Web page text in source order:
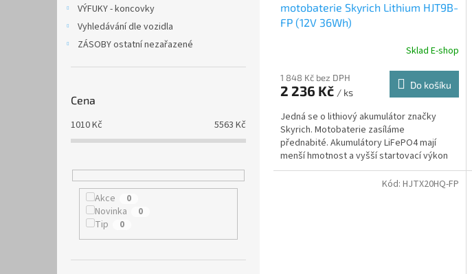
VÝFUKY - koncovky
Vyhledávání dle vozidla
ZÁSOBY ostatní nezařazené
Cena
1010Kč 5563 Kč
Akce 0
Novinka 0
Tip 0
motobaterie Skyrich Lithium HJT9B-
FP (12V 36Wh)
Sklad E-shop
1 848 Kč bez DPH
2 236 Kč / ks
Do košíku
Jedná se o lithiový akumulátor značky
Skyrich. Motobaterie zasíláme
přednabité. Akumulátory LiFePO4 mají
menší hmotnost a vyšší startovací výkon
než...
Kód: HJTX20HQ-FP